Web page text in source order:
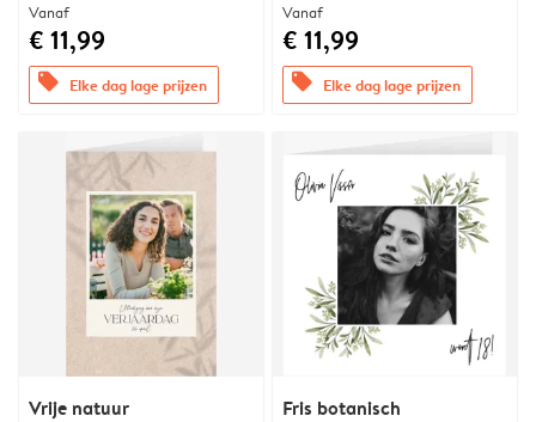
Vanaf
€ 11,99
offers Elke dag lage prijzen
Vanaf
€ 11,99
offers Elke dag lage prijzen
Vrije natuur Fris botanisch